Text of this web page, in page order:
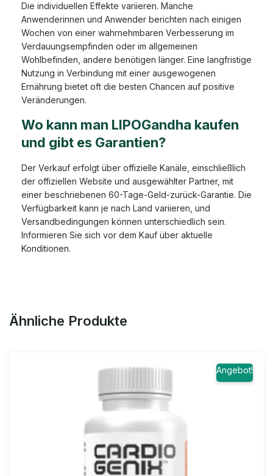
Die individuellen Effekte variieren. Manche
Anwenderinnen und Anwender berichten nach einigen
Wochen von einer wahrnehmbaren Verbesserung im
Verdauungsempfinden oder im allgemeinen
Wohlbefinden, andere benötigen länger. Eine langfristige
Nutzung in Verbindung mit einer ausgewogenen
Ernährung bietet oft die besten Chancen auf positive
Veränderungen.
Wo kann man LIPOGandha kaufen
und gibt es Garantien?
Der Verkauf erfolgt über offizielle Kanäle, einschließlich
der offiziellen Website und ausgewählter Partner, mit
einer beschriebenen 60-Tage-Geld-zurück-Garantie. Die
Verfügbarkeit kann je nach Land variieren, und
Versandbedingungen können unterschiedlich sein.
Informieren Sie sich vor dem Kauf über aktuelle
Konditionen.
Ähnliche Produkte
Angebot!